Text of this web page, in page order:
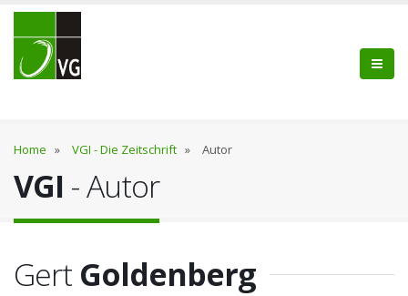
Home » VGI - Die Zeitschrift » Autor
VGI - Autor
Gert Goldenberg